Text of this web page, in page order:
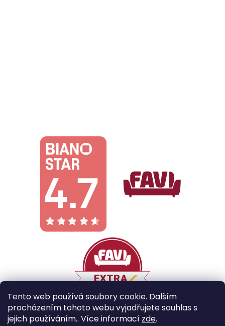
Tento web používá soubory cookie. Dalším
procházením tohoto webu vyjadřujete souhlas s
jejich používáním.. Více informací zde.